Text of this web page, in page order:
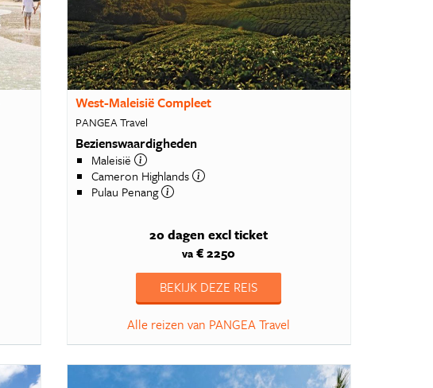
West-Maleisië Compleet
PANGEA Travel
Bezienswaardigheden
Maleisië
Cameron Highlands
Pulau Penang
20 dagen excl ticket
va € 2250
BEKIJK DEZE REIS
Alle reizen van PANGEA Travel